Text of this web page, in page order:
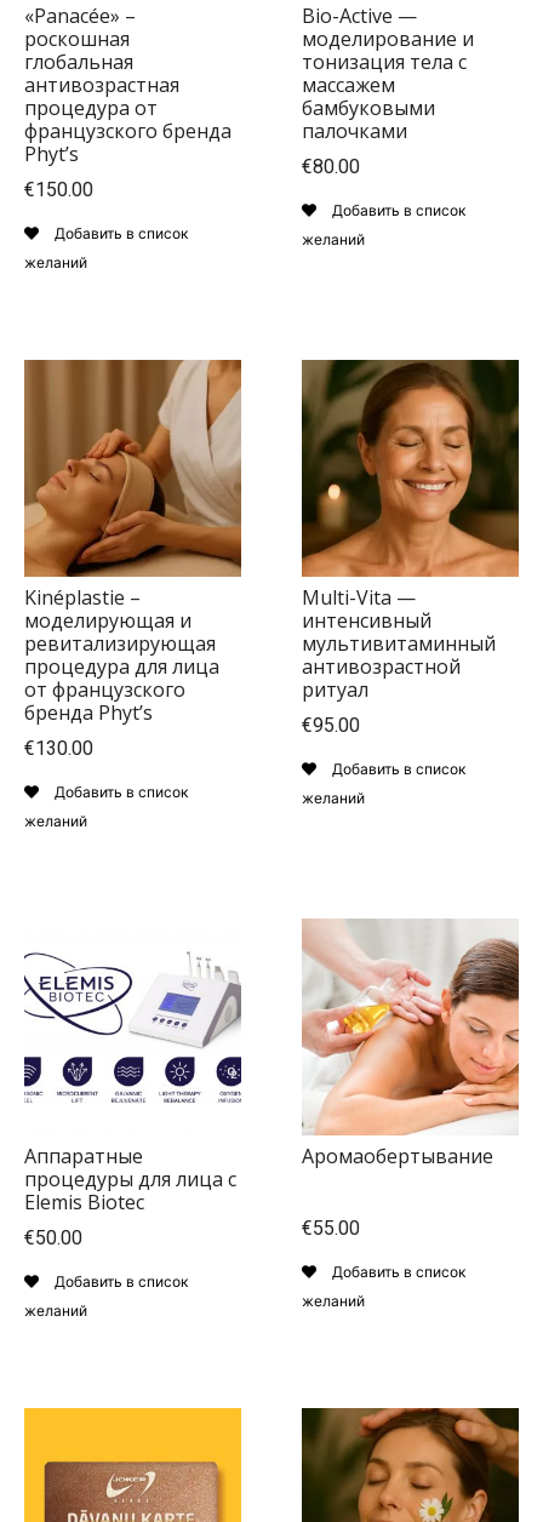
«Panacée» –
роскошная
глобальная
антивозрастная
процедура от
французского бренда
Phyt’s
€150.00
Добавить в список
желаний
Bio-Active —
моделирование и
тонизация тела с
массажем
бамбуковыми
палочками
€80.00
Добавить в список
желаний
Kinéplastie –
моделирующая и
ревитализирующая
процедура для лица
от французского
бренда Phyt’s
€130.00
Добавить в список
желаний
Multi-Vita —
интенсивный
мультивитаминный
антивозрастной
ритуал
€95.00
Добавить в список
желаний
Аппаратные
процедуры для лица с
Elemis Biotec
€50.00
Добавить в список
желаний
Аромаобертывание
€55.00
Добавить в список
желаний